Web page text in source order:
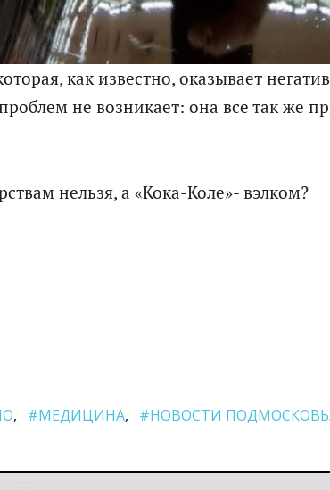
как известно, оказывает
не возникает: она все так же
нельзя, а «Кока-Коле»- вэлком?
#МЕДИЦИНА #НОВОСТИ